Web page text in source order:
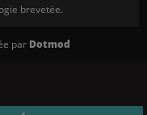
brevetée.
par Dotmod